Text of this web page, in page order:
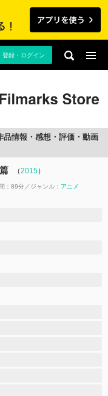
登録・ログイン
情報・感想・評価・動画
（2015）
：89分 ジャンル： アニメ